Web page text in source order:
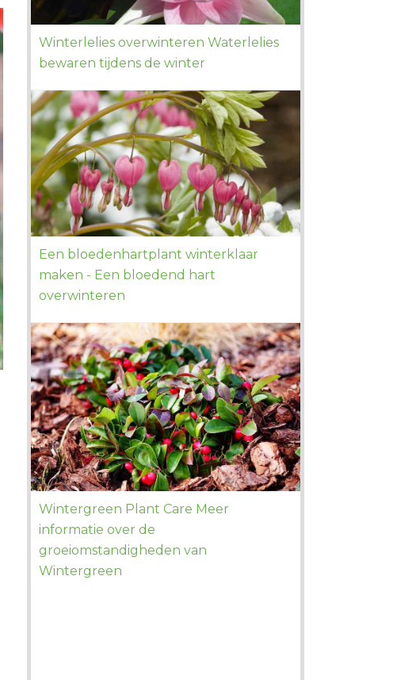
Winterlelies overwinteren Waterlelies
bewaren tijdens de winter
Een bloedenhartplant winterklaar
maken - Een bloedend hart
overwinteren
Wintergreen Plant Care Meer
informatie over de
groeiomstandigheden van
Wintergreen